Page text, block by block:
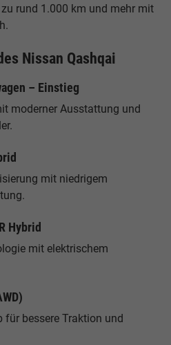
rund 1.000 km und mehr mit
Nissan Qashqai
– Einstieg
moderner Ausstattung und
mit niedrigem
Hybrid
mit elektrischem
bessere Traktion und